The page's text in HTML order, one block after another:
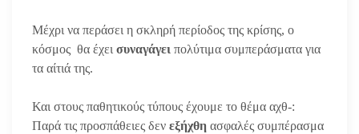
Μέχρι να περάσει η σκληρή περίοδος της κρίσης, ο
κόσμος θα έχει συναγάγει πολύτιμα συμπεράσματα για
τα αίτιά της.
Και στους παθητικούς τύπους έχουμε το θέμα αχθ-:
Παρά τις προσπάθειες δεν εξήχθη ασφαλές συμπέρασμα